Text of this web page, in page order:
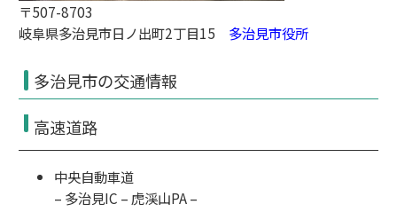
〒507-8703
岐阜県多治見市日ノ出町2丁目15 多治見市役所
多治見市の交通情報
高速道路
中央自動車道
– 多治見IC – 虎渓山PA–